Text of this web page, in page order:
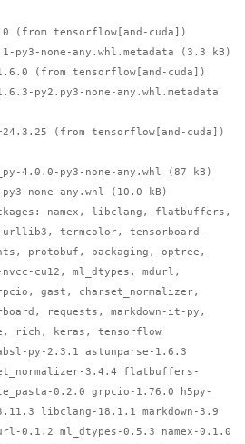
(from tensorflow[and-cuda])
py3-none-any.whl.metadata (3.3 kB)
(from tensorflow[and-cuda])
py2.py3-none-any.whl.metadata
(from tensorflow[and-cuda])
4.0.0-py3-none-any.whl (87 kB)
none-any.whl (10.0 kB)
namex, libclang, flatbuffers,
urllib3, termcolor, tensorboard-
protobuf, packaging, optree,
cu12, ml_dtypes, mdurl,
gast, charset_normalizer,
requests, markdown-it-py,
rich, keras, tensorflow
py-2.3.1 astunparse-1.6.3
3.4.4 flatbuffers-
0.2.0 grpcio-1.76.0 h5py-
libclang-18.1.1 markdown-3.9
0.1.2 ml_dtypes-0.5.3 namex-0.1.0